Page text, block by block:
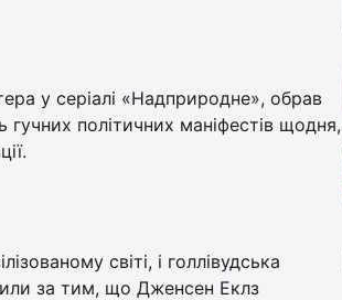
у серіалі «Надприродне», обрав
гучних політичних маніфестів щодня,
світі, і голлівудська
за тим, що Дженсен Еклз